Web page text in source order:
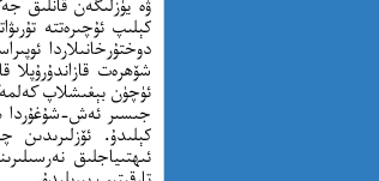
كېلىپ ئۇچىرەتتە
دوختۇرخانىلاردا
شۆھرەت قازاندۇرۇپلا
ئۈچۈن بېغىشلاپ
كېلىدۇ. ئۆزلىرىدىن
ئىھتىياجلىق
تارقىتىپ بېرىلىدۇ.